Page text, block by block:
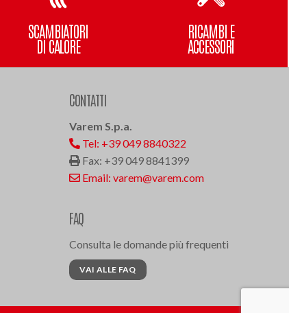
SCAMBIATORI
DI CALORE
RICAMBI E
ACCESSORI
CONTATTI
Varem S.p.a.
Tel: +39 049 8840322
Fax: +39 049 8841399
Email: varem@varem.com
FAQ
Consulta le domande più frequenti
VAI ALLE FAQ